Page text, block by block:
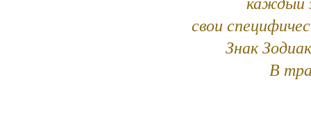
свои
Знак
В